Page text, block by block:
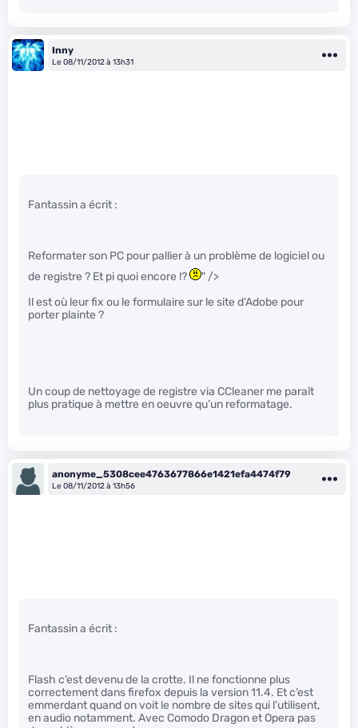
Inny
Le 08/11/2012 à 13h31
Fantassin a écrit :
Reformater son PC pour pallier à un problème de logiciel ou
de registre ? Et pi quoi encore !?
" />
Il est où leur fix ou le formulaire sur le site d’Adobe pour
porter plainte ?
Un coup de nettoyage de registre via CCleaner me paraît
plus pratique à mettre en oeuvre qu’un reformatage.
anonyme_5308cee4763677866e1421efa4474f79
Le 08/11/2012 à 13h56
Fantassin a écrit :
Flash c’est devenu de la crotte. Il ne fonctionne plus
correctement dans firefox depuis la version 11.4. Et c’est
emmerdant quand on voit le nombre de sites qui l’utilisent,
en audio notamment. Avec Comodo Dragon et Opera pas